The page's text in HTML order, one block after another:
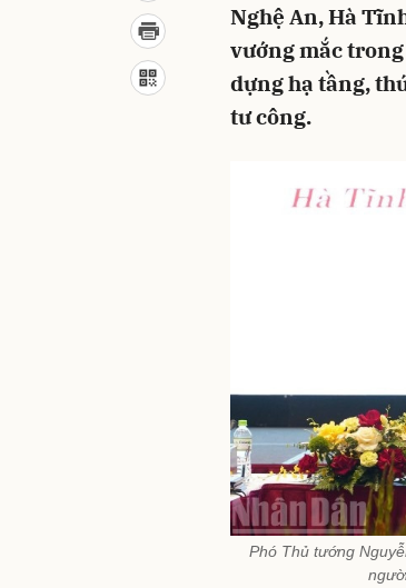
Nghệ An, Hà
vướng mắc
dựng hạ tầng,
tư công.
Phó Thủ tướng